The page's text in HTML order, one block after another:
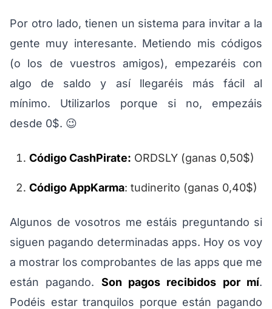
Por otro lado, tienen un sistema para invitar a la
gente muy interesante. Metiendo mis códigos
(o los de vuestros amigos), empezaréis con
algo de saldo y así llegaréis más fácil al
mínimo. Utilizarlos porque si no, empezáis
desde 0$. 😉
Código CashPirate: ORDSLY (ganas 0,50$)
Código AppKarma: tudinerito (ganas 0,40$)
Algunos de vosotros me estáis preguntando si
siguen pagando determinadas apps. Hoy os voy
a mostrar los comprobantes de las apps que me
están pagando. Son pagos recibidos por mí.
Podéis estar tranquilos porque están pagando